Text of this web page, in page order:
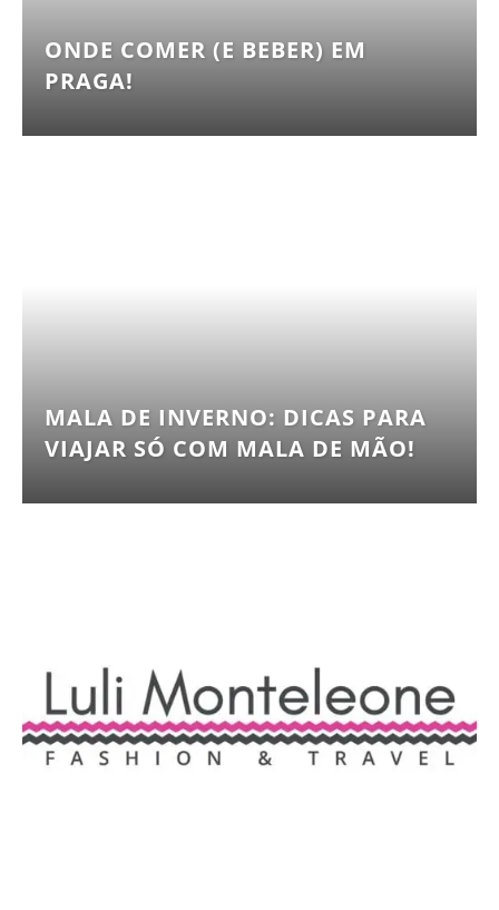
ONDE COMER (E BEBER) EM
PRAGA!
MALA DE INVERNO: DICAS PARA
VIAJAR SÓ COM MALA DE MÃO!